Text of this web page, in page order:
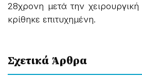
28χρονη μετά την
κρίθηκε επιτυχημένη.
Σχετικά Άρθρα